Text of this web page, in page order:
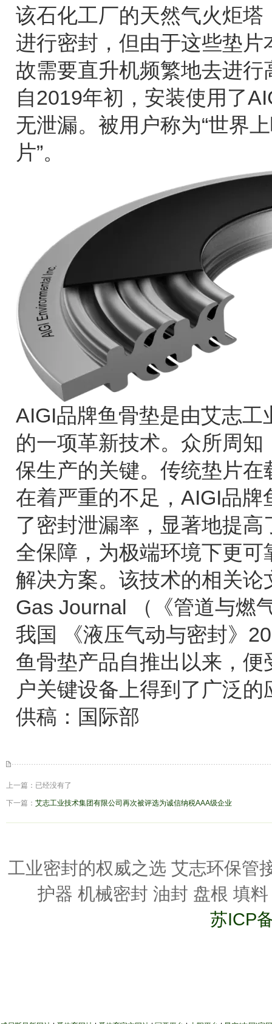
该石化工厂的天然气火炬
进行密封，但由于这些垫
故需要直升机频繁地去进
自2019年初，安装使用了
无泄漏。被用户称为“世界
片”。
AIGI品牌鱼骨垫是由艾志
的一项革新技术。众所周
保生产的关键。传统垫片
在着严重的不足，AIGI品
了密封泄漏率，显著地提
全保障，为极端环境下更
解决方案。该技术的相关
Gas Journal （《管道与燃
我国 《液压气动与密封》
鱼骨垫产品自推出以来，
户关键设备上得到了广泛的
供稿：国际部
上一篇：已经没有了
下一篇： 艾志工业技术集团有限公司再次被评选为诚信纳税AAA级企业
工业密封的权威之选 艾志环保管
护器 机械密封 油封 盘根 填
苏ICP